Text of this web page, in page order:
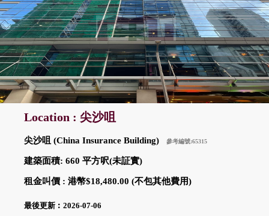
Location : 尖沙咀
尖沙咀 (China Insurance Building) 參考編號:65315
建築面積: 660 平方呎(未証實)
租金叫價 : 港幣$18,480.00 (不包其他費用)
最後更新︰2026-07-06